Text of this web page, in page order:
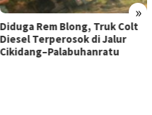
»
Diduga Rem Blong, Truk Colt
Diesel Terperosok di Jalur
Cikidang–Palabuhanratu